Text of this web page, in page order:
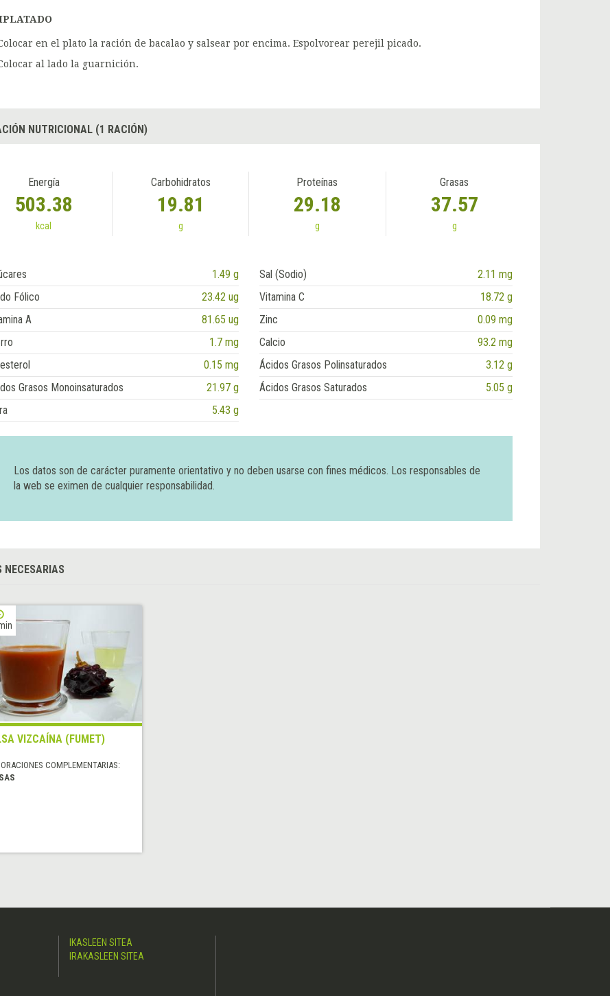
en el plato la ración de bacalao y salsear por encima. Espolvorear perejil picado.
al lado la guarnición.
NUTRICIONAL (1 RACIÓN)
Energía
503.38
kcal
Carbohidratos
19.81
g
Proteínas
29.18
g
Grasas
37.57
g
1.49 g Sal (Sodio)
2.11 mg
Fólico
23.42 ug Vitamina C
18.72 g
A
81.65 ug Zinc
0.09 mg
1.7 mg Calcio
93.2 mg
0.15 mg Ácidos Grasos Polinsaturados
3.12 g
Grasos Monoinsaturados
21.97 g Ácidos Grasos Saturados
5.05 g
5.43 g
Los datos son de carácter puramente orientativo y no deben usarse con fines médicos. Los responsables de
la web se eximen de cualquier responsabilidad.
NECESARIAS
VIZCAÍNA (FUMET)
COMPLEMENTARIAS:
IKASLEEN SITEA
IRAKASLEEN SITEA